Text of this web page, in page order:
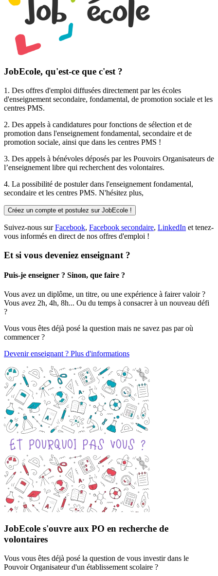
JobEcole, qu'est-ce que c'est ?
1. Des offres d'emploi diffusées directement par les écoles
d'enseignement secondaire, fondamental, de promotion sociale et les
centres PMS.
2. Des appels à candidatures pour fonctions de sélection et de
promotion dans l'enseignement fondamental, secondaire et de
promotion sociale, ainsi que dans les centres PMS !
3. Des appels à bénévoles déposés par les Pouvoirs Organisateurs de
l’enseignement libre qui recherchent des volontaires.
4. La possibilité de postulerdans l'enseignement fondamental,
secondaire et les centres PMS. N'hésitez plus,
Créez un compte et postulez sur JobEcole !
Suivez-nous surFacebook, Facebook secondaire, LinkedIn et tenez-
vous informés en direct de nos offres d'emploi !
Et si vous deveniez enseignant ?
Puis-je enseigner ? Sinon, que faire ?
Vous avez un diplôme, un titre, ou une expérience à fairer valoir ?
Vous avez 2h, 4h, 8h... Ou du temps à consacrer à un nouveau défi
?
Vous vous êtes déjà posé la question mais ne savez pas par où
commencer ?
Devenir enseignant ? Plus d'informations
JobEcole s'ouvre aux PO en recherche de
volontaires
Vous vous êtes déjà posé la question de vous investir dans le
Pouvoir Organisateur d'un établissement scolaire ?